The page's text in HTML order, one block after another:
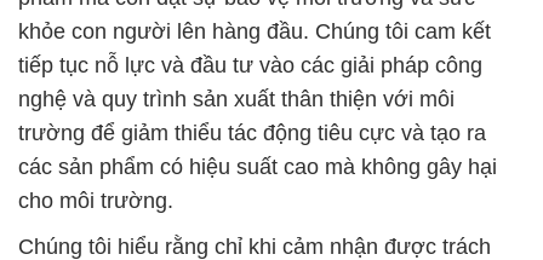
khỏe con người lên hàng đầu. Chúng tôi cam kết
tiếp tục nỗ lực và đầu tư vào các giải pháp công
nghệ và quy trình sản xuất thân thiện với môi
trường để giảm thiểu tác động tiêu cực và tạo ra
các sản phẩm có hiệu suất cao mà không gây hại
cho môi trường.
Chúng tôi hiểu rằng chỉ khi cảm nhận được trách